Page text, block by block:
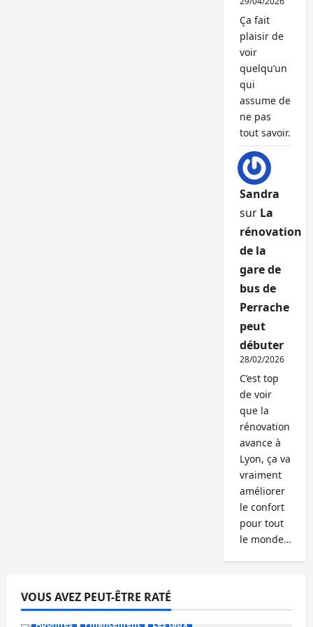
Ça fait
plaisir de
voir
quelqu’un
qui
assume de
ne pas
tout savoir.
Sandra
sur La
rénovation
de la
gare de
bus de
Perrache
peut
débuter
28/02/2026
C’est top
de voir
que la
rénovation
avance à
Lyon, ça va
vraiment
améliorer
le confort
pour tout
le monde…
VOUS AVEZ PEUT-ÊTRE RATÉ
Abonnés Financement Les taux